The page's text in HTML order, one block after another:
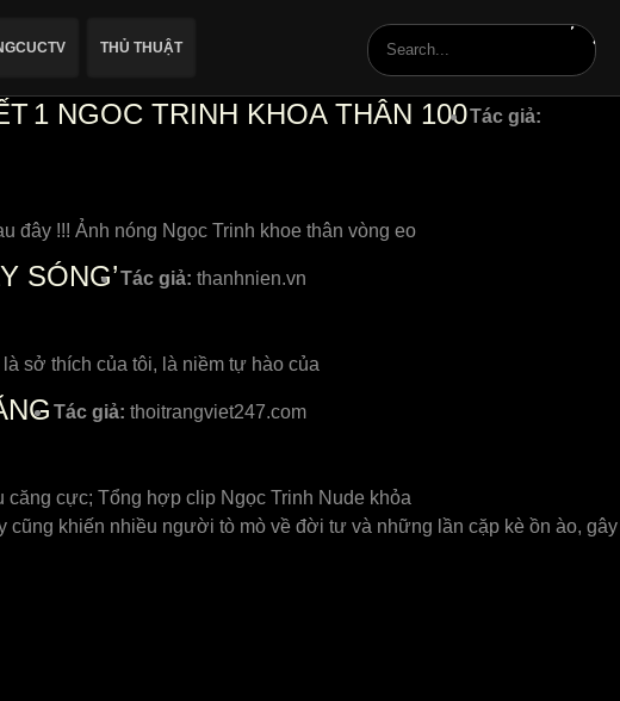
THỦ THUẬT
1 NGOC TRINH KHOA THÂN 100Tác giả:
đây !!! Ảnh nóng Ngọc Trinh khoe thân vòng eo
SÓNG’Tác giả: thanhnien.vn
sở thích của tôi, là niềm tự hào của
Tác giả: thoitrangviet247.com
căng cực; Tổng hợp clip Ngọc Trinh Nude khỏa
khiến nhiều người tò mò về đời tư và những lần cặp kè ồn ào, gây